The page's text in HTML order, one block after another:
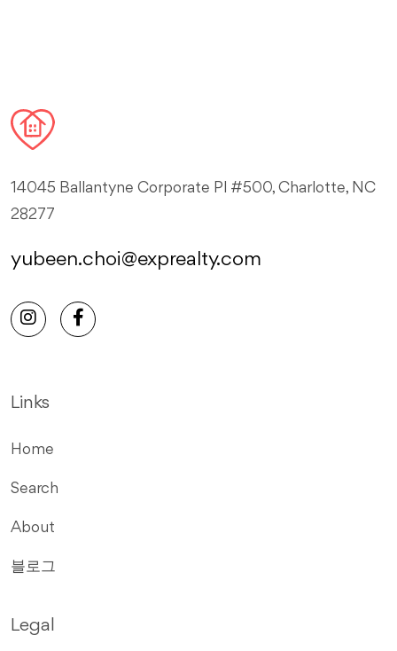
14045 Ballantyne Corporate Pl #500, Charlotte, NC
28277
yubeen.choi@exprealty.com
Links
Home
Search
About
블로그
Legal